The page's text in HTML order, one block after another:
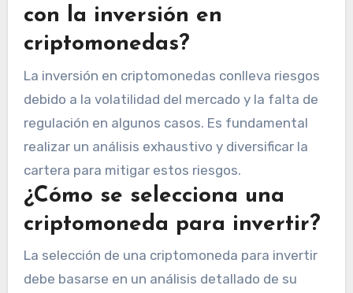
con la inversión en
criptomonedas?
La inversión en criptomonedas conlleva riesgos
debido a la volatilidad del mercado y la falta de
regulación en algunos casos. Es fundamental
realizar un análisis exhaustivo y diversificar la
cartera para mitigar estos riesgos.
¿Cómo se selecciona una
criptomoneda para invertir?
La selección de una criptomoneda para invertir
debe basarse en un análisis detallado de su